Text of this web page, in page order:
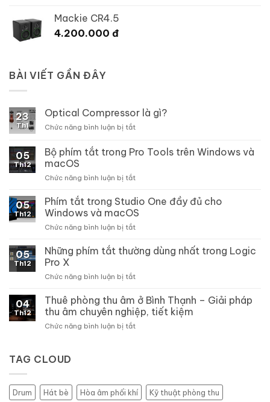
Mackie CR4.5
4.200.000 đ
BÀI VIẾT GẦN ĐÂY
23
Th1
Optical Compressor là gì?
Chức năng bình luận bị tắtở
Compressor
là
05
Th12
Bộ phím tắt trong Pro Tools trên Windows và
macOS
Chức năng bình luận bị tắtở
phím
tắt
trong
Pro
trên
Windows
macOS
05
Th12
Phím tắt trong Studio One đầy đủ cho
Windows và macOS
Chức năng bình luận bị tắtở
tắt
trong
One
đủ
cho
Windows
và
05
Th12
Những phím tắt thường dùng nhất trong Logic
Pro X
Chức năng bình luận bị tắtở
phím
tắt
thường
dùng
04
Th12
Thuê phòng thu âm ở Bình Thạnh – Giải pháp
thu âm chuyên nghiệp, tiết kiệm
Chức năng bình luận bị tắtở
Bình
Thạnh
TAG CLOUD
Drum Hát bè Hòa âm phối khí
Kỹ thuật phòng thu